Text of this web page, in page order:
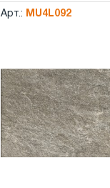
Арт.: MU4L092